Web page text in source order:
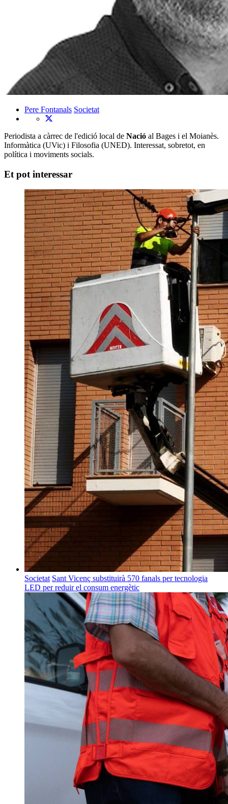
Pere Fontanals Societat
Periodista a càrrec de l'edició local de Nació al Bages i el Moianès.
Informàtica (UVic) i Filosofia (UNED). Interessat, sobretot, en
política i moviments socials.
Et pot interessar
Societat Sant Vicenç substituirà 570 fanals per tecnologia
LED per reduir el consum energètic